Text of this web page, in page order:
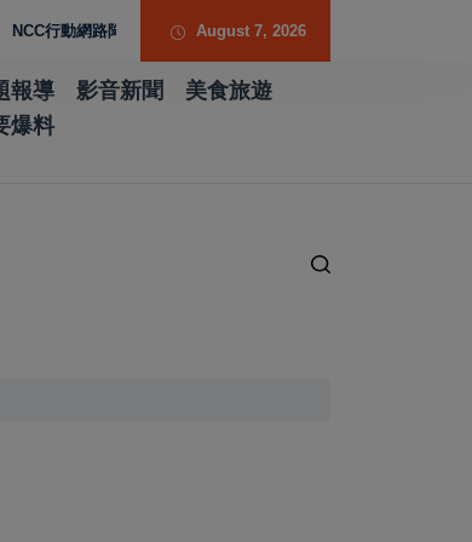
降速演練驗證國家通訊防護能力 台南水土保持服務團提升專
August 7, 2026
報導 影音新聞
美食旅遊
爆料